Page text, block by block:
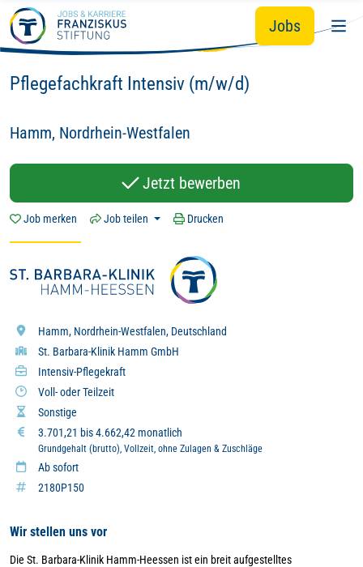
Zum Hauptinhalt springen Jobs
Du& Wir - mit Herz
Hier zählt dein Tun:
Pflegefachkraft Intensiv (m/w/d)
Hamm, Nordrhein-Westfalen
Jetzt bewerben
Job merken Job teilen Drucken
Hamm, Nordrhein-Westfalen, Deutschland
St. Barbara-Klinik Hamm GmbH
Intensiv-Pflegekraft
Voll- oder Teilzeit
Sonstige
3.701,21 bis 4.662,42 monatlich
Grundgehalt (brutto), Vollzeit, ohne Zulagen & Zuschläge
Ab sofort
2180P150
Wir stellen uns vor
Die St. Barbara-Klinik Hamm-Heessen ist ein breit aufgestelltes